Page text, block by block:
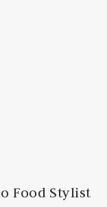
Food Stylist